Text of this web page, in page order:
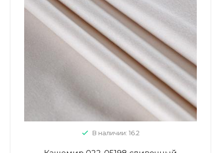
В наличии: 16.2